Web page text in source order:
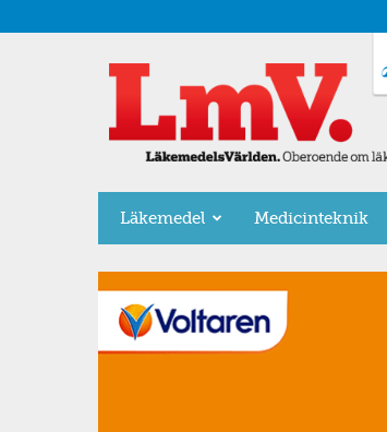
LäkemedelsVärlden
Läkemedel Medicinteknik